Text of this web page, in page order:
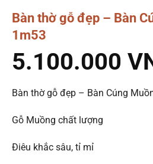
Bàn thờ gỗ đẹp – Bàn
1m53
5.100.000
Bàn thờ gỗ đẹp – Bàn Cúng
Gỗ Muồng chất lượng
Điêu khắc sâu, tỉ mỉ